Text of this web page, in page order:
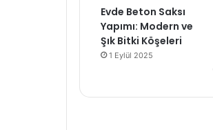
Evde Beton Saksı
Yapımı: Modern ve
Şık Bitki Köşeleri
1 Eylül 2025